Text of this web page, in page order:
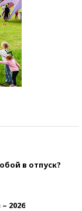
в отпуск?
2026